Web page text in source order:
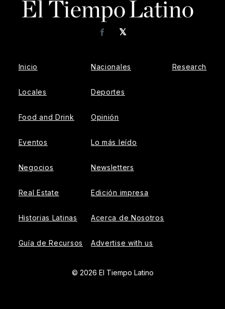
𝕏
Facebook
Inicio
Locales
Food and Drink
Eventos
Negocios
Real Estate
Historias Latinas
Guía de Recursos
Nacionales
Deportes
Opinión
Lo más leído
Newsletters
Edición impresa
Acerca de Nosotros
Advertise with us
Research
© 2026 El Tiempo Latino